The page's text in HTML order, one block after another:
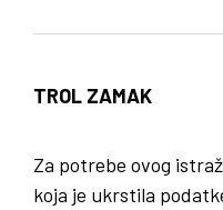
TROL ZAMAK
Za potrebe ovog
koja je ukrstila